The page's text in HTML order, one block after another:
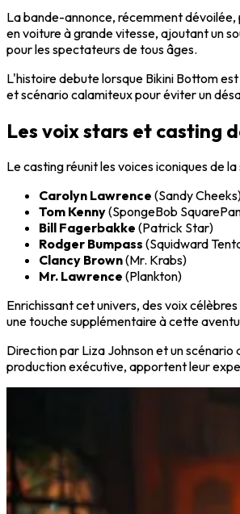
La bande-annonce, récemment
en voiture à grande vitesse, ajoutant un
pour les spectateurs de tous âges.
L'histoire debute lorsque Bikini Bottom
et scénario calamiteux pour éviter un
Les voix stars et casting
Le casting réunit les voices iconiques de
Carolyn Lawrence (Sandy
Tom Kenny(SpongeBob
Bill Fagerbakke (Patrick Star)
Rodger Bumpass (Squidward
Clancy Brown(Mr. Krabs)
Mr. Lawrence (Plankton)
Enrichissant cet univers, des voix
une touche supplémentaire à cette
Direction par Liza Johnson et un
production exécutive, apportent leur